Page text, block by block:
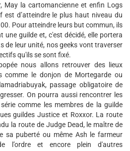
May la cartomancienne et enfin Logs
est d’atteindre le plus haut niveau du
Pour atteindre leurs but commun, ils
une guilde et, c'est décidé, elle portera
de leur unité, nos geeks vont traverser
qu'ils se sont fixé.
nous allons retrouver des lieux
comme le donjon de Mortegarde ou
passage obligatoire de
On pourra aussi rencontrer les
comme les membres de la guilde
guildes Justice et Roxxor. La route
la route de Judge Dead, le maître de
sa puberté ou même Ash le farmeur
l’ordre et encore plein d'autres